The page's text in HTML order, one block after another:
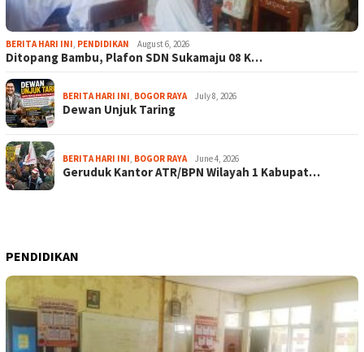
BERITA HARI INI, PENDIDIKAN August 6, 2026
Ditopang Bambu, Plafon SDN Sukamaju 08 K…
BERITA HARI INI, BOGOR RAYA July 8, 2026
Dewan Unjuk Taring
BERITA HARI INI, BOGOR RAYA June 4, 2026
Geruduk Kantor ATR/BPN Wilayah 1 Kabupat…
PENDIDIKAN